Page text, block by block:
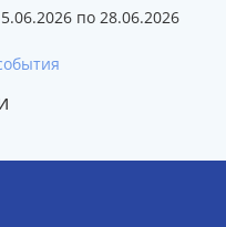
по 28.06.2026